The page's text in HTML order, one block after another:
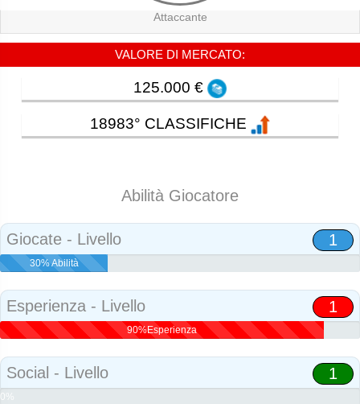
Attaccante
VALORE DI MERCATO:
125.000 €
18983° CLASSIFICHE
Abilità Giocatore
Giocate - Livello 1
30% Abilità
Esperienza - Livello 1
90%Esperienza
Social - Livello 1
0%